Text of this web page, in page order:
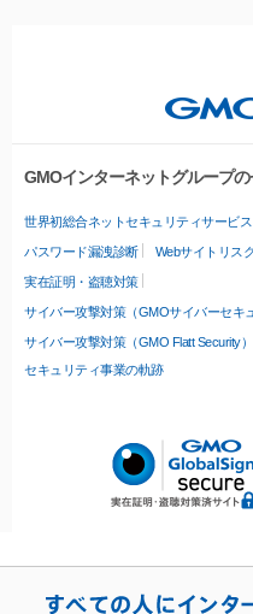
GMOインターネットグループ
世界初総合ネットセキュリティサービス
パスワード漏洩診断 Webサイトリス
実在証明・盗聴対策
サイバー攻撃対策（GMOサイバーセキ
サイバー攻撃対策（GMO Flatt Security）
セキュリティ事業の軌跡